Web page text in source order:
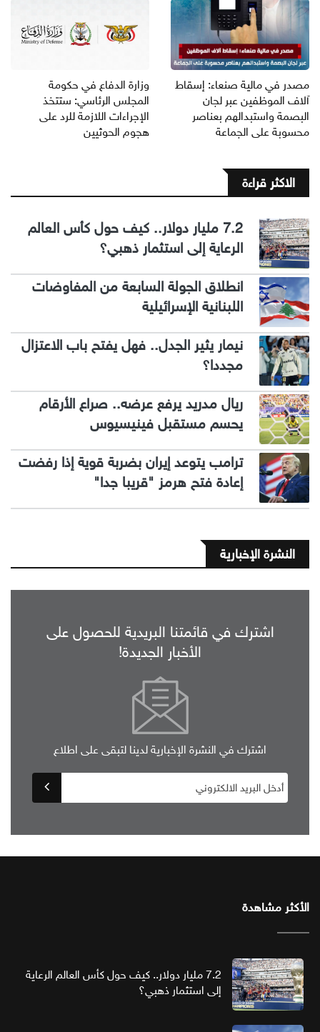
مصدر في مالية صنعاء: إسقاط
آلاف الموظفين عبر لجان
البصمة واستبدالهم بعناصر
محسوبة على الجماعة
وزارة الدفاع في حكومة
المجلس الرئاسي: ستتخذ
الإجراءات اللازمة للرد على
هجوم الحوثيين
الاكثر قراءة
7.2 مليار دولار.. كيف حول كأس العالم
الرعاية إلى استثمار ذهبي؟
انطلاق الجولة السابعة من المفاوضات
اللبنانية الإسرائيلية
نيمار يثير الجدل.. فهل يفتح باب الاعتزال
مجددا؟
ريال مدريد يرفع عرضه.. صراع الأرقام
يحسم مستقبل فينيسيوس
ترامب يتوعد إيران بضربة قوية إذا رفضت
إعادة فتح هرمز "قريبا جدا"
النشرة الإخبارية
اشترك في قائمتنا البريدية للحصول على
الأخبار الجديدة!
اشترك في النشرة الإخبارية لدينا لتبقى على اطلاع
الأكثر مشاهدة
7.2 مليار دولار.. كيف حول كأس العالم الرعاية
إلى استثمار ذهبي؟